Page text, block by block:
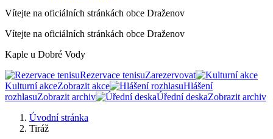
Vítejte na oficiálních stránkách obce Draženov
Vítejte na oficiálních stránkách obce Draženov
Kaple u Dobré Vody
Rezervace tenisuZarezervovat
Kulturní akceZobrazit akce
Hlášení
rozhlasuZobrazit archiv Úřední deskaZobrazit archiv
Úvodní stránka
Tiráž